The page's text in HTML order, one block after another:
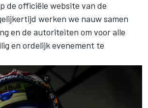
de officiële website van de
werken we nauw samen
en de autoriteiten om voor alle
en ordelijk evenement te